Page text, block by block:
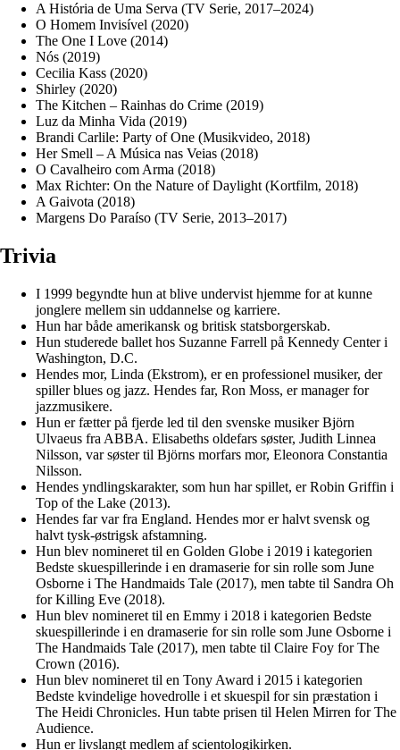
A História de Uma Serva (TV Serie, 2017–2024)
O Homem Invisível (2020)
The One I Love (2014)
Nós (2019)
Cecilia Kass (2020)
Shirley (2020)
The Kitchen – Rainhas do Crime (2019)
Luz da Minha Vida (2019)
Brandi Carlile: Party of One (Musikvideo, 2018)
Her Smell – A Música nas Veias (2018)
O Cavalheiro com Arma (2018)
Max Richter: On the Nature of Daylight (Kortfilm, 2018)
A Gaivota (2018)
Margens Do Paraíso (TV Serie, 2013–2017)
Trivia
I 1999 begyndte hun at blive undervist hjemme for at kunne
jonglere mellem sin uddannelse og karriere.
Hun har både amerikansk og britisk statsborgerskab.
Hun studerede ballet hos Suzanne Farrell på Kennedy Center i
Washington, D.C.
Hendes mor, Linda (Ekstrom), er en professionel musiker, der
spiller blues og jazz. Hendes far, Ron Moss, er manager for
jazzmusikere.
Hun er fætter på fjerde led til den svenske musiker Björn
Ulvaeus fra ABBA. Elisabeths oldefars søster, Judith Linnea
Nilsson, var søster til Björns morfars mor, Eleonora Constantia
Nilsson.
Hendes yndlingskarakter, som hun har spillet, er Robin Griffin i
Top of the Lake (2013).
Hendes far var fra England. Hendes mor er halvt svensk og
halvt tysk-østrigsk afstamning.
Hun blev nomineret til en Golden Globe i 2019 i kategorien
Bedste skuespillerinde i en dramaserie for sin rolle som June
Osborne i The Handmaids Tale (2017), men tabte til Sandra Oh
for Killing Eve (2018).
Hun blev nomineret til en Emmy i 2018 i kategorien Bedste
skuespillerinde i en dramaserie for sin rolle som June Osborne i
The Handmaids Tale (2017), men tabte til Claire Foy for The
Crown (2016).
Hun blev nomineret til en Tony Award i 2015 i kategorien
Bedste kvindelige hovedrolle i et skuespil for sin præstation i
The Heidi Chronicles. Hun tabte prisen til Helen Mirren for The
Audience.
Hun er livslangt medlem af scientologikirken.